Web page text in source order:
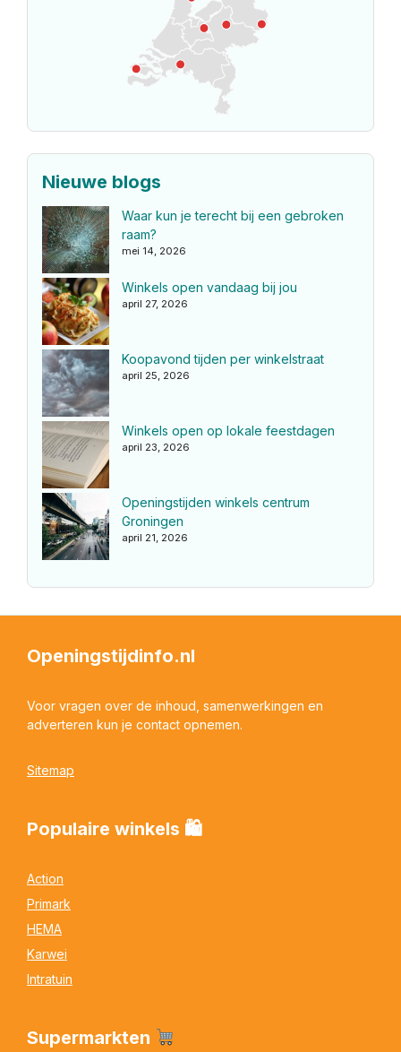
Nieuwe blogs
Waar kun je terecht bij een gebroken
raam?
mei 14, 2026
Winkels open vandaag bij jou
april 27, 2026
Koopavond tijden per winkelstraat
april 25, 2026
Winkels open op lokale feestdagen
april 23, 2026
Openingstijden winkels centrum
Groningen
april 21, 2026
Openingstijdinfo.nl
Voor vragen over de inhoud, samenwerkingen en
adverteren kun je contact opnemen.
Sitemap
Populaire winkels 🛍
Action
Primark
HEMA
Karwei
Intratuin
Supermarkten